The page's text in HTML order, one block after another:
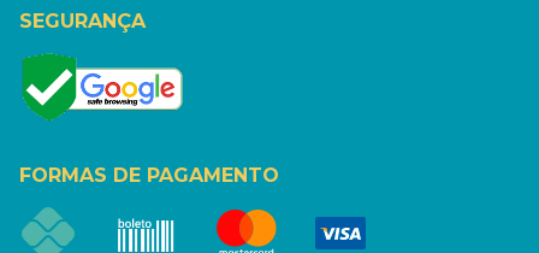
SEGURANÇA
FORMAS DE PAGAMENTO